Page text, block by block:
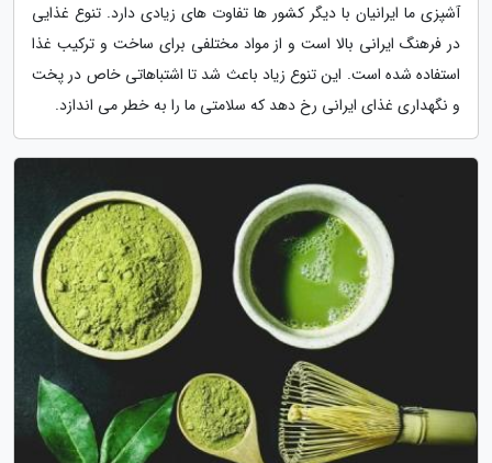
آشپزی ما ایرانیان با دیگر کشور ها تفاوت های زیادی دارد. تنوع غذایی
در فرهنگ ایرانی بالا است و از مواد مختلفی برای ساخت و ترکیب غذا
استفاده شده است. این تنوع زیاد باعث شد تا اشتباهاتی خاص در پخت
و نگهداری غذای ایرانی رخ دهد که سلامتی ما را به خطر می اندازد.